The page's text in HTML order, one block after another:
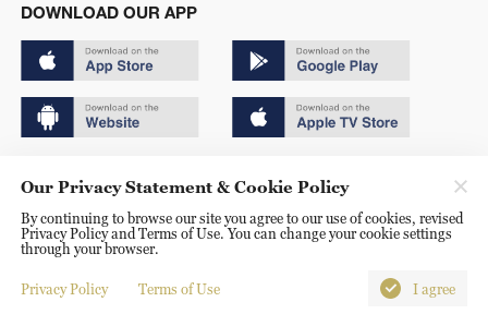
DOWNLOAD OUR APP
京ICP备20000184号
京公网安备 11010502050052号
Disinformation report hotline: 010-85061466
Our Privacy Statement & Cookie Policy
By continuing to browse our site you agree to our use of cookies, revised
Privacy Policy and Terms of Use. You can change your cookie settings
through your browser.
Privacy Policy Terms of Use I agree